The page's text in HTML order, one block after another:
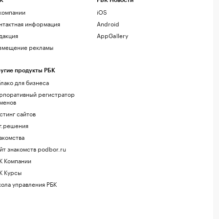
информация
рекламы
продукты РБК
для бизнеса
регистратор
сайтов
знакомств podbor.ru
Компании
Курсы
управления РБК
iOS
Android
AppGallery